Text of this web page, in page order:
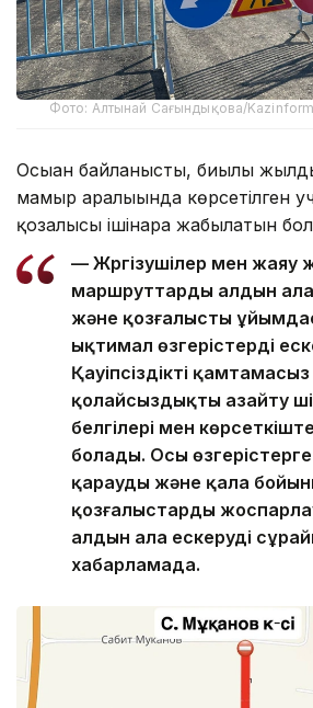
Фото: Алтынай Сағындықова/Kazinform
Осыған байланысты, биылғы
мамыр аралығында көрсетілген
қозғалысы ішінара жабылатын
— Жүргізушілер мен жаяу
маршруттарды алдын
және қозғалысты
ықтимал өзгерістерді
Қауіпсіздікті
қолайсыздықты азайту
белгілері мен
болады. Осы өзгерістерге
қарауды және қала
қозғалыстарды
алдын ала ескеруді
хабарламада.